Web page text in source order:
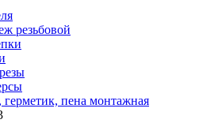
резьбовой
герметик, пена монтажная